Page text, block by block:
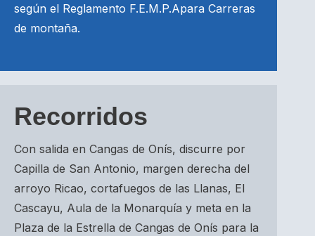
según el Reglamento F.E.M.P.Apara Carreras
de montaña.
Recorridos
Con salida en Cangas de Onís, discurre por
Capilla de San Antonio, margen derecha del
arroyo Ricao, cortafuegos de las Llanas, El
Cascayu, Aula de la Monarquía y meta en la
Plaza de la Estrella de Cangas de Onís para la